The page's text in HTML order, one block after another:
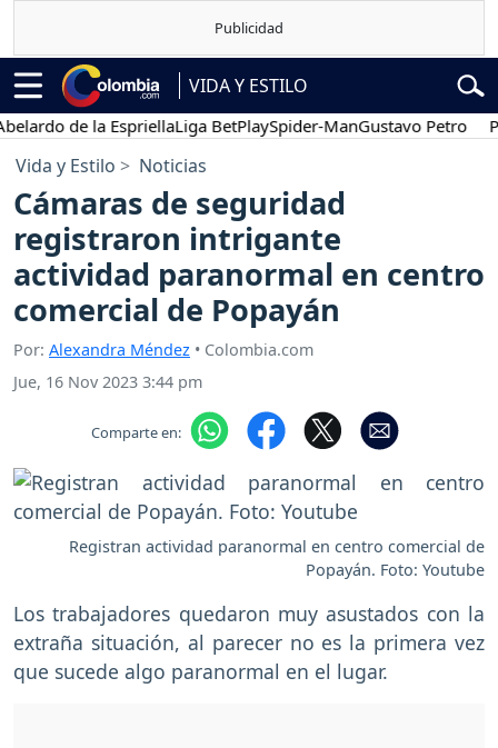
VIDA Y ESTILO
de la EspriellaLiga BetPlaySpider-ManGustavo Petro
Vida y Estilo Noticias
Cámaras de seguridad
registraron intrigante
actividad paranormal en centro
comercial de Popayán
Por: Alexandra Méndez • Colombia.com
Jue, 16 Nov 2023 3:44 pm
Comparte en:
Registran actividad paranormal en centro comercial de
Popayán. Foto: Youtube
Los trabajadores quedaron muy asustados con la
extraña situación, al parecer no es la primera vez
que sucede algo paranormal en el lugar.